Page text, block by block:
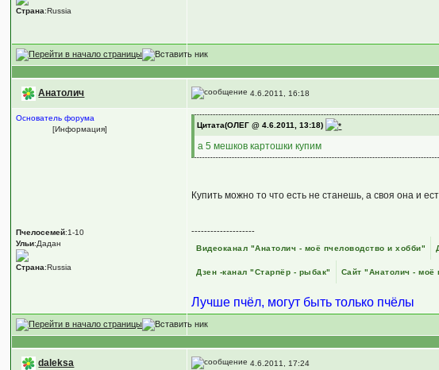
Страна:Russia
Анатолич 4.6.2011, 16:18
Основатель форума
[Информация]
Пчелосемей:1-10
Ульи:Дадан
Страна:Russia
Цитата(ОЛЕГ @ 4.6.2011, 13:18)
а 5 мешков картошки купим
Купить можно то что есть не станешь, а своя она и
--------------------
Видеоканал "Анатолич - моё пчеловодство и хобби"
Дзен -канал "Старпёр - рыбак" Сайт "Анатолич - моё
Лучше пчёл, могут быть только пчёлы
daleksa 4.6.2011, 17:24